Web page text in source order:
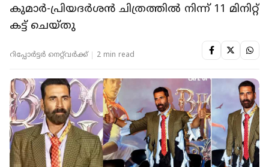
കുമാർ-പ്രിയദർശൻ ചിത്രത്തിൽ നിന്ന് 11 മിനിറ്റ്
കട്ട് ചെയ്തു
റിപ്പോർട്ടർ നെറ്റ്‌വര്‍ക്ക്‌ 2 min read